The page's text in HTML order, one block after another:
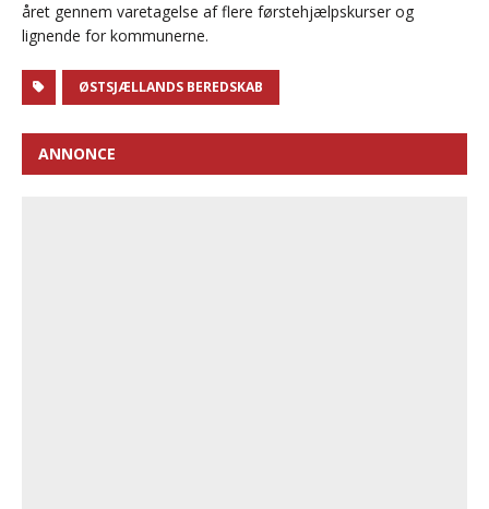
året gennem varetagelse af flere førstehjælpskurser og
lignende for kommunerne.
ØSTSJÆLLANDS BEREDSKAB
ANNONCE